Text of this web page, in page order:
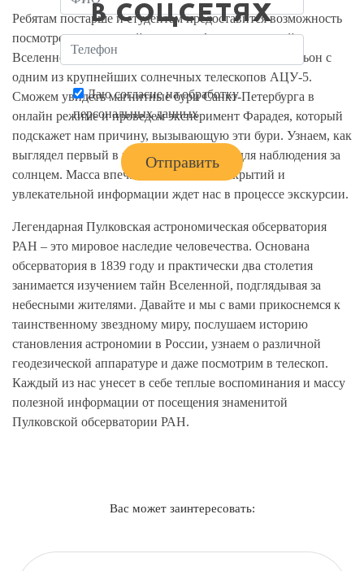
Даю согласие на обработку
персональных данных
В СОЦСЕТЯХ
Ребятам постарше и студентам предоставится возможность
посмотреть интереснейшие видеофильмы о нашей
Вселенной, ее истории и жизни. Мы посетим павильон с
одним из крупнейших солнечных телескопов АЦУ-5.
Сможем увидеть магнитные бури Санкт-Петербурга в
онлайн режиме и проведем эксперимент Фарадея, который
подскажет нам причину, вызывающую эти бури. Узнаем, как
выглядел первый в мире радиотелескоп для наблюдения за
солнцем. Масса впечатлений, новых открытий и
увлекательной информации ждет нас в процессе экскурсии.
Легендарная Пулковская астрономическая обсерватория
РАН – это мировое наследие человечества. Основана
обсерватория в 1839 году и практически два столетия
занимается изучением тайн Вселенной, подглядывая за
небесными жителями. Давайте и мы с вами прикоснемся к
таинственному звездному миру, послушаем историю
становления астрономии в России, узнаем о различной
геодезической аппаратуре и даже посмотрим в телескоп.
Каждый из нас унесет в себе теплые воспоминания и массу
полезной информации от посещения знаменитой
Пулковской обсерватории РАН.
Вас может заинтересовать: